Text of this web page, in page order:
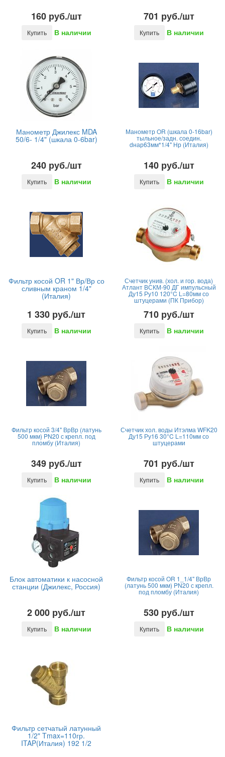
160 руб./шт
Купить В наличии
701 руб./шт
Купить В наличии
Манометр Джилекс MDA
50/6- 1/4" (шкала 0-6bar)
240 руб./шт
Купить В наличии
Манометр OR (шкала 0-16bar)
тыльное/задн. соедин.
dнар63мм*1/4" Нр (Италия)
140 руб./шт
Купить В наличии
Фильтр косой OR 1" Вр/Вр со
сливным краном 1/4"
(Италия)
1 330 руб./шт
Купить В наличии
Счетчик унив. (хол. и гор. вода)
Атлант ВСКМ-90 ДГ импульсный
Ду15 Ру10 120°C L=80мм со
штуцерами (ПК Прибор)
710 руб./шт
Купить В наличии
Фильтр косой 3/4" ВрВр (латунь
500 мкм) PN20 с крепл. под
пломбу (Италия)
349 руб./шт
Купить В наличии
Счетчик хол. воды Итэлма WFK20
Ду15 Ру16 30°C L=110мм со
штуцерами
701 руб./шт
Купить В наличии
Блок автоматики к насосной
станции (Джилекс, Россия)
2 000 руб./шт
Купить В наличии
Фильтр косой OR 1_1/4" ВрВр
(латунь 500 мкм) PN20 с крепл.
под пломбу (Италия)
530 руб./шт
Купить В наличии
Фильтр сетчатый латунный
1/2" Tmax=110гр.
ITAP(Италия) 192 1/2